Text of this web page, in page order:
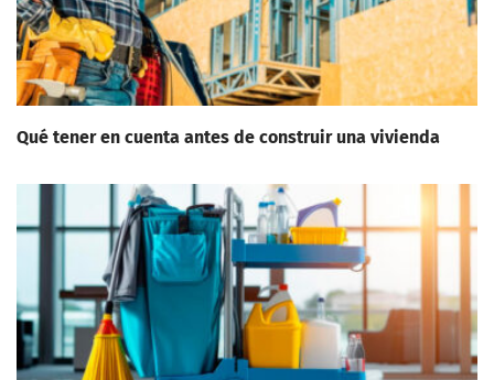
Qué tener en cuenta antes de construir una vivienda